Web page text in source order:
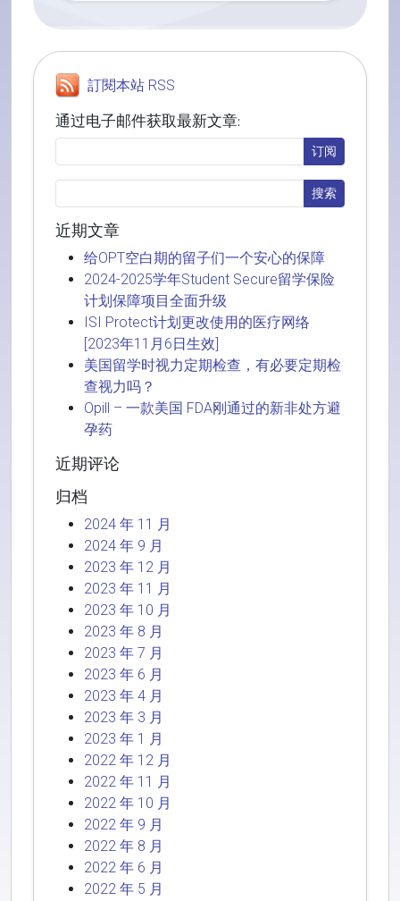
訂閱本站 RSS
通过电子邮件获取最新文章:
近期文章
给OPT空白期的留子们一个安心的保障
2024-2025学年Student Secure留学保险
计划保障项目全面升级
ISI Protect计划更改使用的医疗网络
[2023年11月6日生效]
美国留学时视力定期检查，有必要定期检
查视力吗？
Opill – 一款美国 FDA刚通过的新非处方避
孕药
近期评论
归档
2024 年 11 月
2024 年 9 月
2023 年 12 月
2023 年 11 月
2023 年 10 月
2023 年 8 月
2023 年 7 月
2023 年 6 月
2023 年 4 月
2023 年 3 月
2023 年 1 月
2022 年 12 月
2022 年 11 月
2022 年 10 月
2022 年 9 月
2022 年 8 月
2022 年 6 月
2022 年 5 月